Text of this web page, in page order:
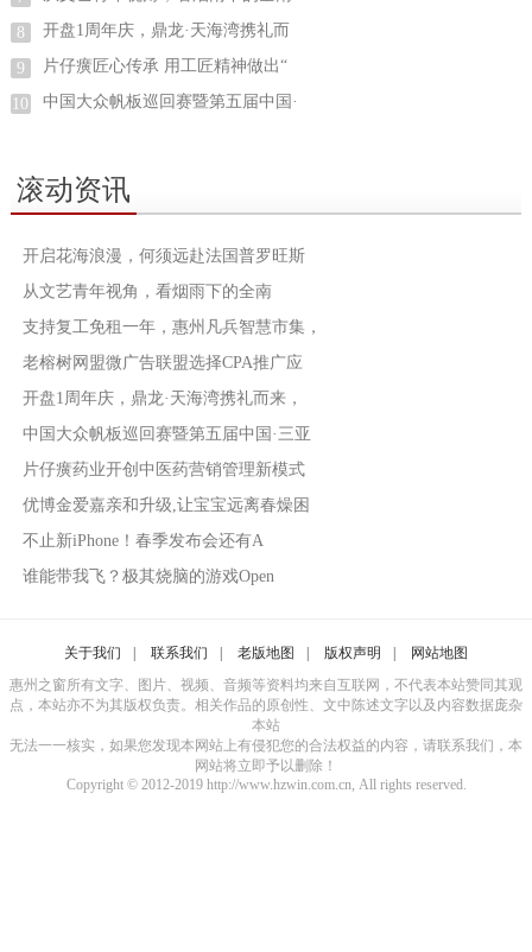
8 开盘1周年庆，鼎龙·天海湾携礼而
9 片仔癀匠心传承 用工匠精神做出“
10 中国大众帆板巡回赛暨第五届中国·
滚动资讯
开启花海浪漫，何须远赴法国普罗旺斯
从文艺青年视角，看烟雨下的全南
支持复工免租一年，惠州凡兵智慧市集，
老榕树网盟微广告联盟选择CPA推广应
开盘1周年庆，鼎龙·天海湾携礼而来，
中国大众帆板巡回赛暨第五届中国·三亚
片仔癀药业开创中医药营销管理新模式
优博金爱嘉亲和升级,让宝宝远离春燥困
不止新iPhone！春季发布会还有A
谁能带我飞？极其烧脑的游戏Open
关于我们 联系我们 老版地图 版权声明
网站地图
惠州之窗所有文字、图片、视频、音频等资料均来自互联网，不代表本站赞同其观
点，本站亦不为其版权负责。相关作品的原创性、文中陈述文字以及内容数据庞杂
本站
无法一一核实，如果您发现本网站上有侵犯您的合法权益的内容，请联系我们，本
网站将立即予以删除！
Copyright © 2012-2019 http://www.hzwin.com.cn, All rights reserved.